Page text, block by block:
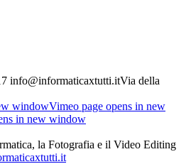
info@informaticaxtutti.itVia della
windowVimeo page opens in new
in new window
la Fotografia e il Video Editing